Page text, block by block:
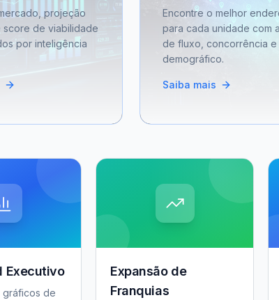
projeção
score de viabilidade
por inteligência
Encontre o melhor
para cada unidade com
de fluxo, concorrência e
demográfico.
Saiba mais
Executivo
gráficos de
Expansão de
Franquias